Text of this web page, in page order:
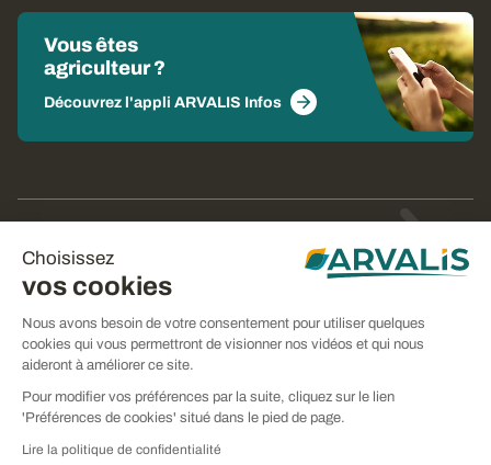
Choisissez
vos cookies
Nous avons besoin de votre consentement pour utiliser quelques
cookies qui vous permettront de visionner nos vidéos et qui nous
aideront à améliorer ce site.
Pour modifier vos préférences par la suite, cliquez sur le lien
'Préférences de cookies' situé dans le pied de page.
Lire la politique de confidentialité
Vous êtes
agriculteur ?
Découvrez l'appli ARVALIS Infos
Gestion des cookies
CGV
Politique de confidentialité